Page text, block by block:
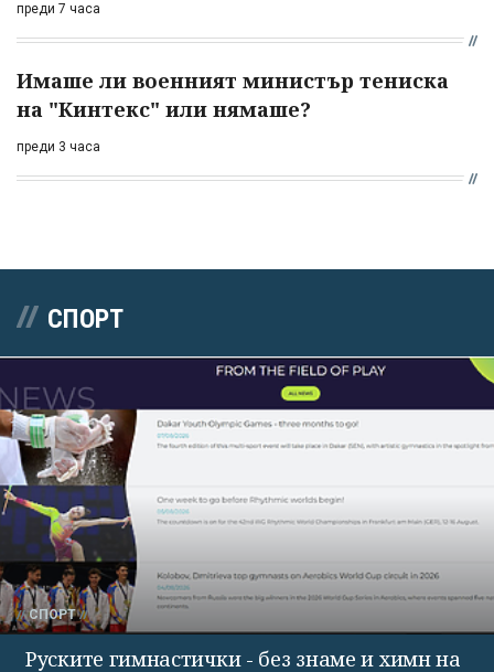
преди 7 часа
Имаше ли военният министър тениска
на "Кинтекс" или нямаше?
преди 3 часа
СПОРТ
СПОРТ
Руските гимнастички - без знаме и химн на